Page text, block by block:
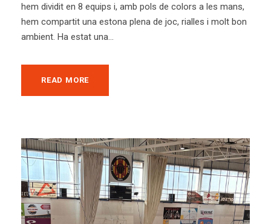
hem dividit en 8 equips i, amb pols de colors a les mans,
hem compartit una estona plena de joc, rialles i molt bon
ambient. Ha estat una...
READ MORE